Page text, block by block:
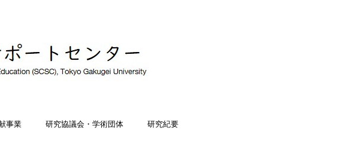
事業 研究協議会・学術団体 研究紀要